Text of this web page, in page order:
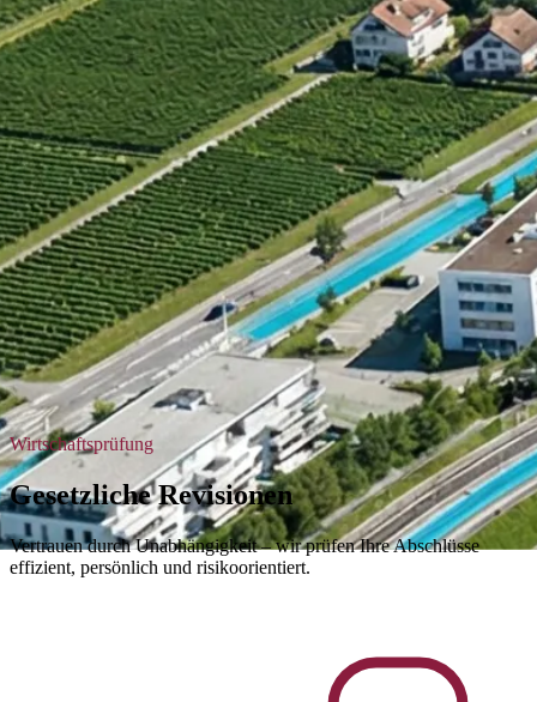
Wirtschaftsprüfung
Gesetzliche Revisionen
Vertrauen durch Unabhängigkeit – wir prüfen Ihre Abschlüsse
effizient, persönlich und risikoorientiert.